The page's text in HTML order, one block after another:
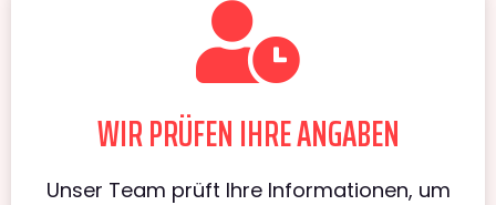
WIR PRÜFEN IHRE ANGABEN
Unser Team prüft Ihre Informationen, um